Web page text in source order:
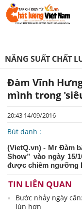
NĂNG SUẤT CHẤT
Đàm Vĩnh
mình trong
20:43 14/09/2016
Bút danh :
(VietQ.vn) - Mr Đàm
Show” vào ngày 15/
được chiêm ngưỡng
TIN LIÊN QUAN
Bước nhảy ngày
lùn hơn